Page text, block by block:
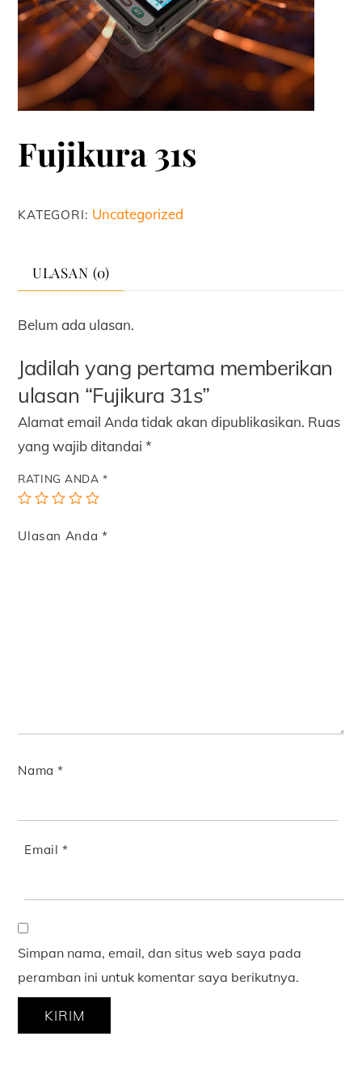
Fujikura 31s
KATEGORI: Uncategorized
ULASAN (0)
Belum ada ulasan.
Jadilah yang pertama memberikan
ulasan “Fujikura 31s”
Alamat email Anda tidak akan dipublikasikan. Ruas
yang wajib ditandai*
RATING ANDA *
Ulasan Anda *
Nama*
Email*
Simpan nama, email, dan situs web saya pada
peramban ini untuk komentar saya berikutnya.